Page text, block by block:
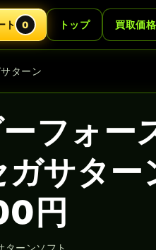
ト 0 トップ 買取価
ターン
フォー
ガサタ
円
ターンソフト